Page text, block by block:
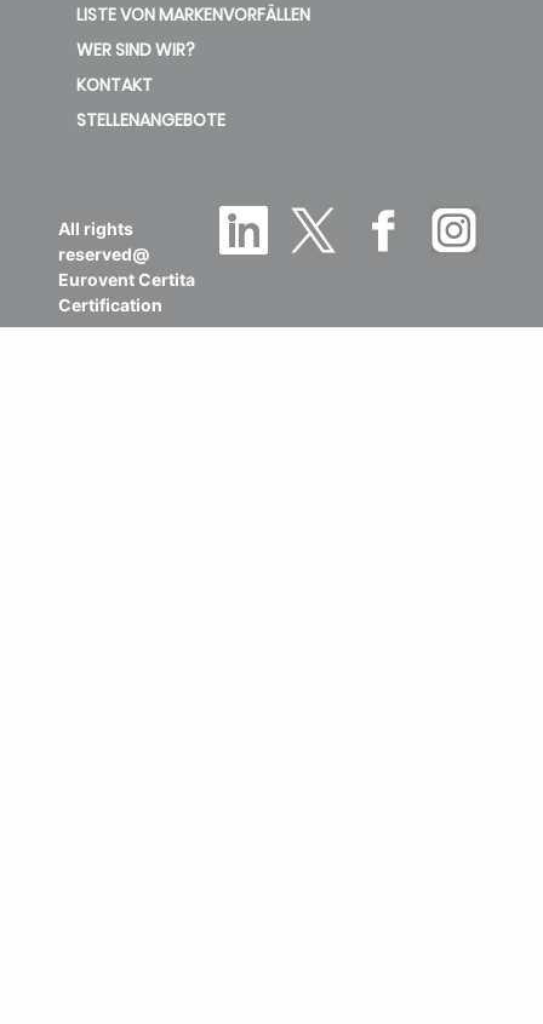
LISTE VON MARKENVORFÄLLEN
WER SIND WIR?
KONTAKT
STELLENANGEBOTE
All rights
reserved@
Eurovent Certita
Certification